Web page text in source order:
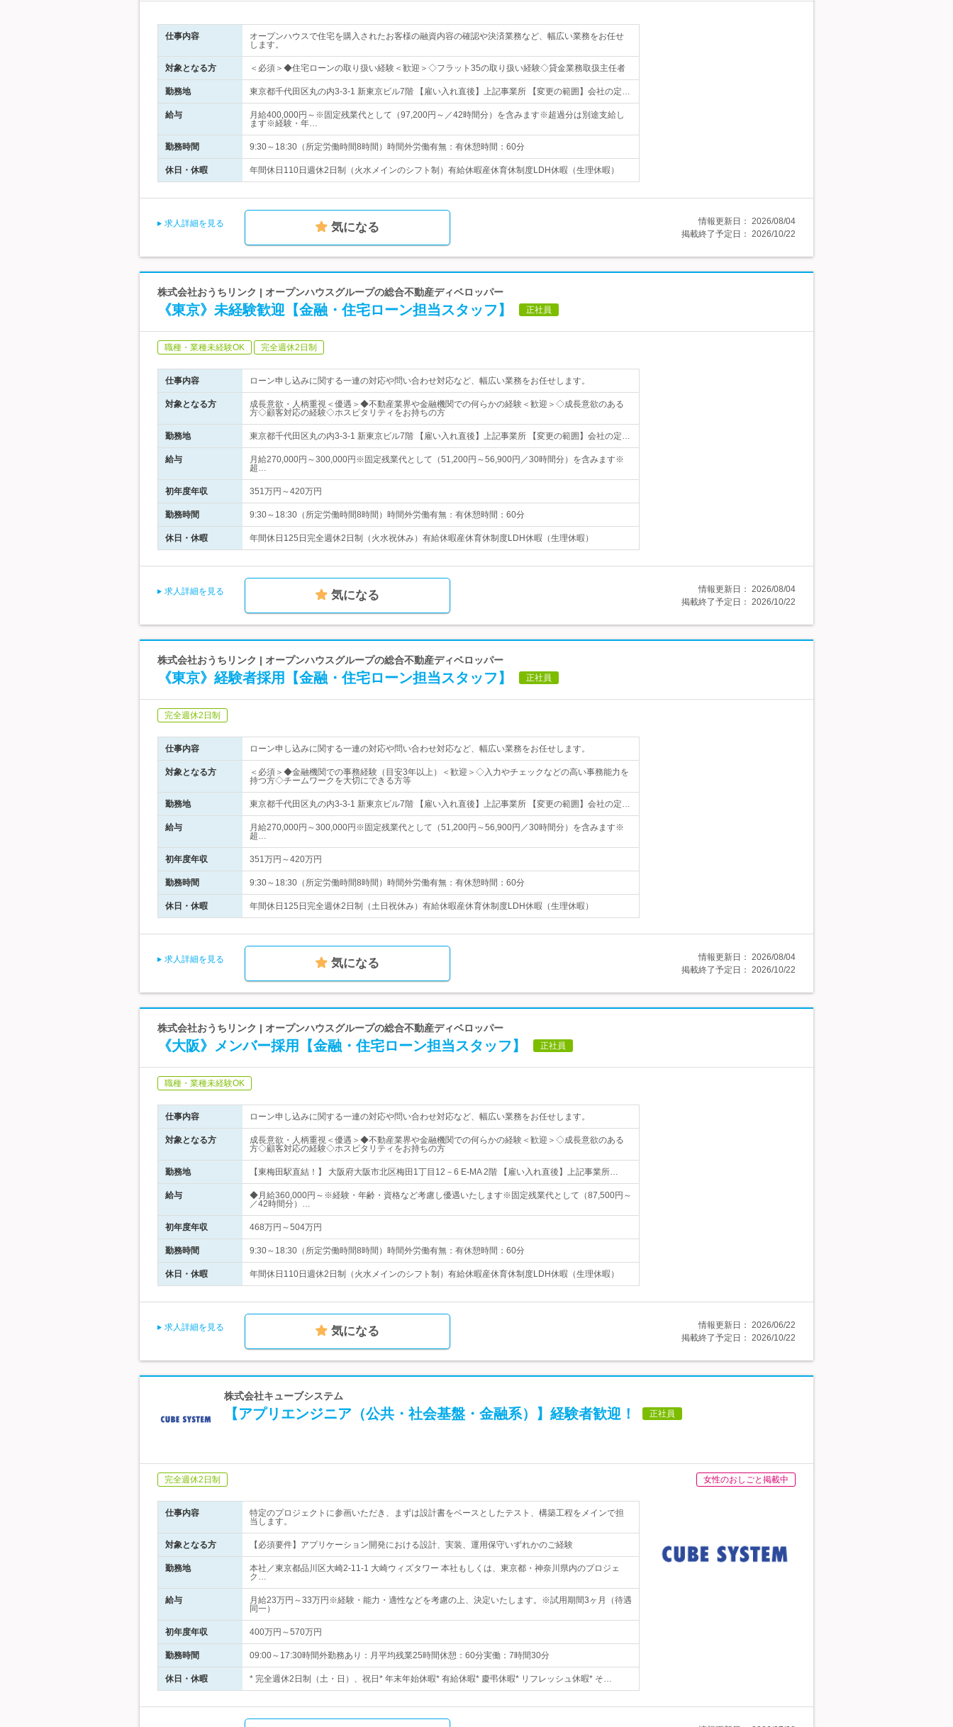
仕事内容
オープンハウスで住宅を購入されたお客様の融資内容の確認や決済業務など、幅広い業務をお任せ
します。
対象となる方 ＜必須＞◆住宅ローンの取り扱い経験＜歓迎＞◇フラット35の取り扱い経験◇貸金業務取扱主任者
勤務地 東京都千代田区丸の内3-3-1 新東京ビル7階 【雇い入れ直後】上記事業所 【変更の範囲】会社の定…
給与
月給400,000円～※固定残業代として（97,200円～／42時間分）を含みます※超過分は別途支給し
ます※経験・年…
勤務時間 9:30～18:30（所定労働時間8時間）時間外労働有無：有休憩時間：60分
休日・休暇 年間休日110日週休2日制（火水メインのシフト制）有給休暇産休育休制度LDH休暇（生理休暇）
求人詳細を見る 気になる 情報更新日： 2026/08/04
掲載終了予定日： 2026/10/22
株式会社おうちリンク | オープンハウスグループの総合不動産ディベロッパー
《東京》未経験歓迎【金融・住宅ローン担当スタッフ】 正社員
職種・業種未経験OK 完全週休2日制
仕事内容 ローン申し込みに関する一連の対応や問い合わせ対応など、幅広い業務をお任せします。
対象となる方
成長意欲・人柄重視＜優遇＞◆不動産業界や金融機関での何らかの経験＜歓迎＞◇成長意欲のある
方◇顧客対応の経験◇ホスピタリティをお持ちの方
勤務地 東京都千代田区丸の内3-3-1 新東京ビル7階 【雇い入れ直後】上記事業所 【変更の範囲】会社の定…
給与
月給270,000円～300,000円※固定残業代として（51,200円～56,900円／30時間分）を含みます※
超…
初年度年収 351万円～420万円
勤務時間 9:30～18:30（所定労働時間8時間）時間外労働有無：有休憩時間：60分
休日・休暇 年間休日125日完全週休2日制（火水祝休み）有給休暇産休育休制度LDH休暇（生理休暇）
求人詳細を見る 気になる 情報更新日： 2026/08/04
掲載終了予定日： 2026/10/22
株式会社おうちリンク | オープンハウスグループの総合不動産ディベロッパー
《東京》経験者採用【金融・住宅ローン担当スタッフ】 正社員
完全週休2日制
仕事内容 ローン申し込みに関する一連の対応や問い合わせ対応など、幅広い業務をお任せします。
対象となる方
＜必須＞◆金融機関での事務経験（目安3年以上）＜歓迎＞◇入力やチェックなどの高い事務能力を
持つ方◇チームワークを大切にできる方等
勤務地 東京都千代田区丸の内3-3-1 新東京ビル7階 【雇い入れ直後】上記事業所 【変更の範囲】会社の定…
給与
月給270,000円～300,000円※固定残業代として（51,200円～56,900円／30時間分）を含みます※
超…
初年度年収 351万円～420万円
勤務時間 9:30～18:30（所定労働時間8時間）時間外労働有無：有休憩時間：60分
休日・休暇 年間休日125日完全週休2日制（土日祝休み）有給休暇産休育休制度LDH休暇（生理休暇）
求人詳細を見る 気になる 情報更新日： 2026/08/04
掲載終了予定日： 2026/10/22
株式会社おうちリンク | オープンハウスグループの総合不動産ディベロッパー
《大阪》メンバー採用【金融・住宅ローン担当スタッフ】 正社員
職種・業種未経験OK
仕事内容 ローン申し込みに関する一連の対応や問い合わせ対応など、幅広い業務をお任せします。
対象となる方
成長意欲・人柄重視＜優遇＞◆不動産業界や金融機関での何らかの経験＜歓迎＞◇成長意欲のある
方◇顧客対応の経験◇ホスピタリティをお持ちの方
勤務地 【東梅田駅直結！】 大阪府大阪市北区梅田1丁目12－6 E-MA 2階 【雇い入れ直後】上記事業所…
給与
◆月給360,000円～※経験・年齢・資格など考慮し優遇いたします※固定残業代として（87,500円～
／42時間分）…
初年度年収 468万円～504万円
勤務時間 9:30～18:30（所定労働時間8時間）時間外労働有無：有休憩時間：60分
休日・休暇 年間休日110日週休2日制（火水メインのシフト制）有給休暇産休育休制度LDH休暇（生理休暇）
求人詳細を見る 気になる 情報更新日： 2026/06/22
掲載終了予定日： 2026/10/22
株式会社キューブシステム
【アプリエンジニア（公共・社会基盤・金融系）】経験者歓迎！ 正社員
完全週休2日制 女性のおしごと掲載中
仕事内容
特定のプロジェクトに参画いただき、まずは設計書をベースとしたテスト、構築工程をメインで担
当します。
対象となる方 【必須要件】アプリケーション開発における設計、実装、運用保守いずれかのご経験
勤務地
本社／東京都品川区大崎2-11-1 大崎ウィズタワー 本社もしくは、東京都・神奈川県内のプロジェ
ク…
給与
月給23万円～33万円※経験・能力・適性などを考慮の上、決定いたします。※試用期間3ヶ月（待遇
同一）
初年度年収 400万円～570万円
勤務時間 09:00～17:30時間外勤務あり：月平均残業25時間休憩：60分実働：7時間30分
休日・休暇 * 完全週休2日制（土・日）、祝日* 年末年始休暇* 有給休暇* 慶弔休暇* リフレッシュ休暇* そ…